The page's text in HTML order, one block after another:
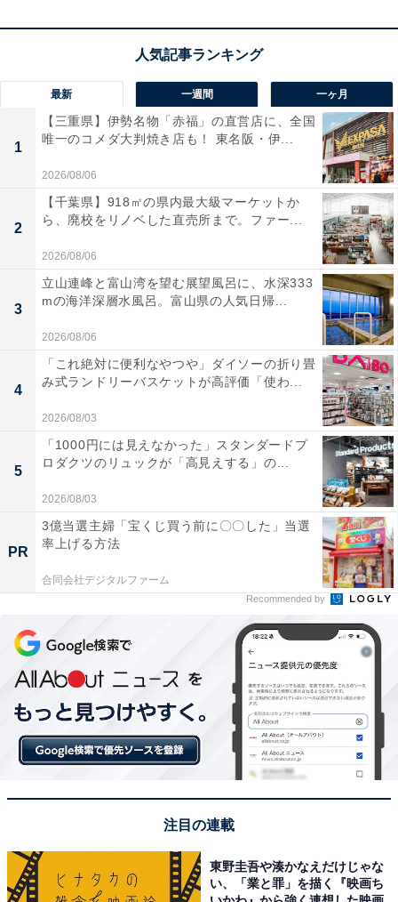
スパンダブル機能を搭載しており、お土産や荷物が増え
に優れ、駅構内や空港でもスムーズに移動できます。さ
らに、世界的ブランドならではの品質と3年保証付きで
安心。落ち着いた色味の上品なデザインも魅力で、ビジ
ネスにもカジュアルにもマッチします。
ユーザーからは「軽くて使いやすい」「拡張機能が便
利」という声があがっています。一方で、「光沢カラー
はキズが目立ちやすい」という声も。使いやすさ重視の
人には、おすすめの商品といえそうです。
【今日チェックしたい】サムソナイトの人気商品5
選
サムソナイト「エナウ スピナー EXP」
最新 一週間 一ヶ月
1
【三重県】伊勢名物「赤福」の直営店に、全国
唯一のコメダ大判焼き店も！ 東名阪・伊...
2026/08/06
2
【千葉県】918㎡の県内最大級マーケットか
ら、廃校をリノベした直売所まで。ファー...
2026/08/06
3
立山連峰と富山湾を望む展望風呂に、水深333
mの海洋深層水風呂。富山県の人気日帰...
2026/08/06
4
「これ絶対に便利なやつや」ダイソーの折り畳
み式ランドリーバスケットが高評価「使わ...
2026/08/03
5
「1000円には見えなかった」スタンダードプ
ロダクツのリュックが「高見えする」の...
2026/08/03
PR
3億当選主婦「宝くじ買う前に〇〇した」当選
率上げる方法
合同会社デジタルファーム
Recommended by
注目の連載
東野圭吾や湊かなえだけじゃな
い、「業と罪」を描く『映画ち